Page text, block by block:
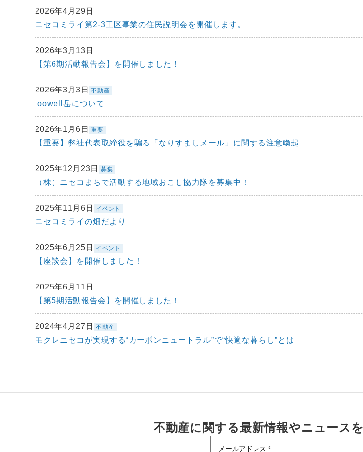
2026年4月29日
ニセコミライ第2-3工区事業の住民説明会を開催します。
2026年3月13日
【第6期活動報告会】を開催しました！
2026年3月3日 不動産
loowell岳について
2026年1月6日 重要
【重要】弊社代表取締役を騙る「なりすましメール」に関する注意喚起
2025年12月23日 募集
（株）ニセコまちで活動する地域おこし協力隊を募集中！
2025年11月6日 イベント
ニセコミライの畑だより
2025年6月25日 イベント
【座談会】を開催しました！
2025年6月11日
【第5期活動報告会】を開催しました！
2024年4月27日 不動産
モクレニセコが実現する“カーボンニュートラル”で“快適な暮らし”とは
不動産に関する最新情報やニュースを